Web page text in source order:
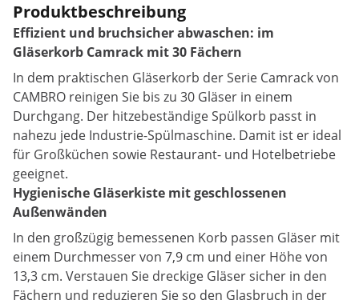
Produktbeschreibung
Effizient und bruchsicher abwaschen: im
Gläserkorb Camrack mit 30 Fächern
In dem praktischen Gläserkorb der Serie Camrack von
CAMBRO reinigen Sie bis zu 30 Gläser in einem
Durchgang. Der hitzebeständige Spülkorb passt in
nahezu jede Industrie-Spülmaschine. Damit ist er ideal
für Großküchen sowie Restaurant- und Hotelbetriebe
geeignet.
Hygienische Gläserkiste mit geschlossenen
Außenwänden
In den großzügig bemessenen Korb passen Gläser mit
einem Durchmesser von 7,9 cm und einer Höhe von
13,3 cm. Verstauen Sie dreckige Gläser sicher in den
Fächern und reduzieren Sie so den Glasbruch in der